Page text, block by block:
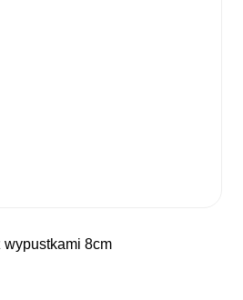
wypustkami 8cm